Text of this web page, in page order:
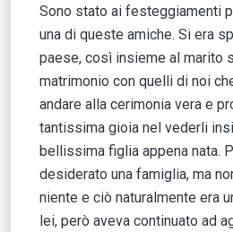
Sono stato ai festeggiamenti
una di queste amiche. Si era
paese, così insieme al marito
matrimonio con quelli di noi
andare alla cerimonia vera e
tantissima gioia nel vederli
bellissima figlia appena nata.
desiderato una famiglia, ma
niente e ciò naturalmente era
lei, però aveva continuato ad